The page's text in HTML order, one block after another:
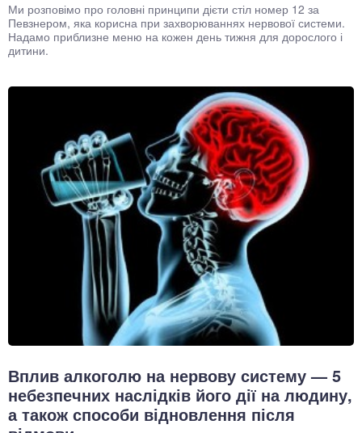
Ми розповімо про головні принципи дієти стіл номер 12 за
Певзнером, яка корисна при захворюваннях нервової системи.
Надамо приблизне меню на кожен день тижня для дорослого і
дитини.
Вплив алкоголю на нервову систему — 5
небезпечних наслідків його дії на людину,
а також способи відновлення після